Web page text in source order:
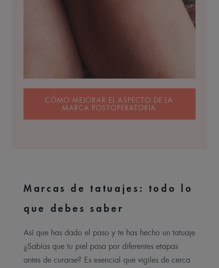
CÓMO MEJORAR EL ASPECTO DE LA
MARCA POSTOPERATORIA
Marcas de tatuajes: todo lo
que debes saber
Así que has dado el paso y te has hecho un tatuaje
¿Sabías que tu piel pasa por diferentes etapas
antes de curarse? Es esencial que vigiles de cerca